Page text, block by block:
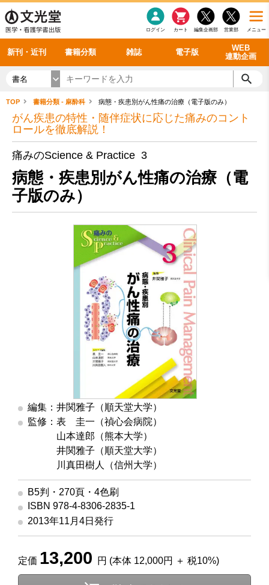
メニュー
営業部
編集企画部
カート
ログイン
新刊・近刊 書籍分類 雑誌 電子版
WEB
連動企画
感染症 老年医学
看護・介護
呼吸器
循環器
シリーズ一覧
雑誌投稿規定
理学療法
雑誌案内・年間購読 最新号 バックナンバー
電子書籍
電子雑誌
書籍「データに基づく臨床動作分析」WEB動画
書籍「眼手術学」WEB動画
書籍「神経症候学 II 改訂第二版」 WEB動画
新刊一覧
今後の発行予定
書名
TOP 書籍分類 - 麻酔科 病態・疾患別がん性痛の治療（電子版のみ）
がん疾患の特性・随伴症状に応じた痛みのコント
ロールを徹底解説！
痛みのScience & Practice 3
病態・疾患別がん性痛の治療（電
子版のみ）
編集：井関雅子（順天堂大学）
監修：表 圭一（禎心会病院）
山本達郎（熊本大学）
井関雅子（順天堂大学）
川真田樹人（信州大学）
B5判・270頁・4色刷
ISBN 978-4-8306-2835-1
2013年11月4日発行
定価 13,200 円 (本体 12,000円 ＋ 税10%)